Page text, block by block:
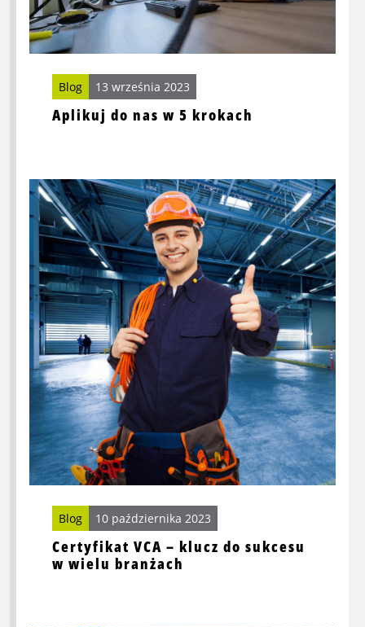
Aplikuj do nas w 5 krokach
Blog 13 września 2023
Certyfikat VCA – klucz do sukcesu
w wielu branżach
Blog 10 października 2023
Przeczytaj
więcej
Certyfikat
VCA
–
klucz
do
sukcesu
w
wielu
branżach